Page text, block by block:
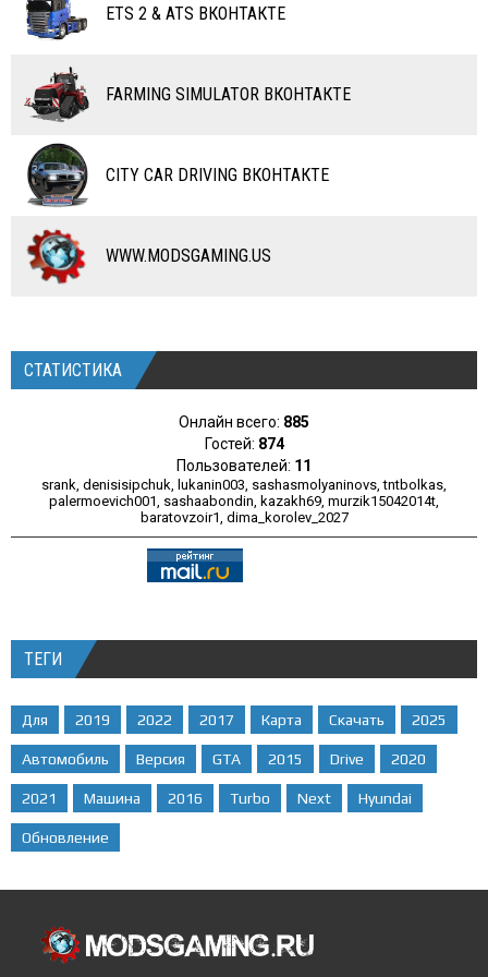
САМОЛЕТЫ
RC ТРАНСПОРТ
КАРТЫ
ЧИТЫ
ПРОГРАММЫ
РАЗНОЕ
ETS 2 & ATS ВКОНТАКТЕ
FARMING SIMULATOR ВКОНТАКТЕ
CITY CAR DRIVING ВКОНТАКТЕ
WWW.MODSGAMING.US
СТАТИСТИКА
Онлайн всего: 885
Гостей: 874
Пользователей: 11
srank, denisisipchuk, lukanin003, sashasmolyaninovs,tntbolkas,
palermoevich001, sashaabondin, kazakh69, murzik15042014t,
baratovzoir1, dima_korolev_2027
ТЕГИ
Для 2019 2022 2017 Карта Скачать 2025
Автомобиль Версия GTA 2015 Drive 2020
2021 Машина 2016 Turbo Next Hyundai
Обновление